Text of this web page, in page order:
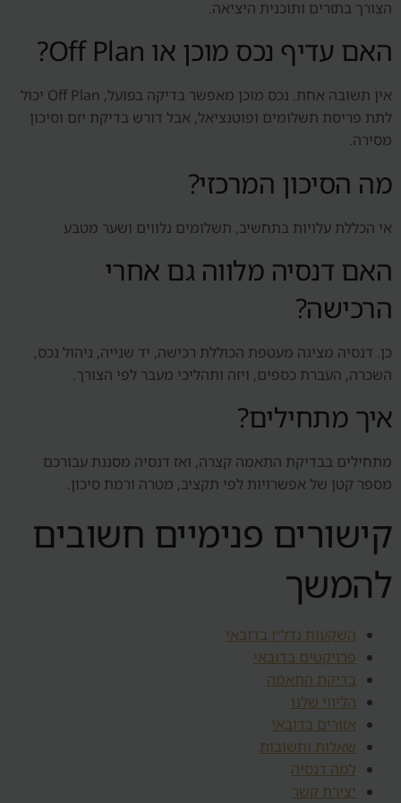
הצורך בתזרים ותוכנית היציאה.
האם עדיף נכס מוכן או Off Plan?
אין תשובה אחת. נכס מוכן מאפשר בדיקה בפועל, Off Plan יכול
לתת פריסת תשלומים ופוטנציאל, אבל דורש בדיקת יזם וסיכון
מסירה.
מה הסיכון המרכזי?
אי הכללת עלויות בתחשיב, תשלומים נלווים ושער מטבע
האם דנסיה מלווה גם אחרי
הרכישה?
כן. דנסיה מציגה מעטפת הכוללת רכישה, יד שנייה, ניהול נכס,
השכרה, העברת כספים, ויזה ותהליכי מעבר לפי הצורך.
איך מתחילים?
מתחילים בבדיקת התאמה קצרה, ואז דנסיה מסננת עבורכם
מספר קטן של אפשרויות לפי תקציב, מטרה ורמת סיכון.
קישורים פנימיים חשובים
להמשך
השקעות נדל״ן בדובאי
פרויקטים בדובאי
בדיקת התאמה
הליווי שלנו
אזורים בדובאי
שאלות ותשובות
למה דנסיה
יצירת קשר